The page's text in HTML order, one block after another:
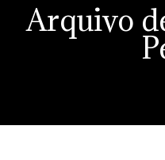
Arquivo